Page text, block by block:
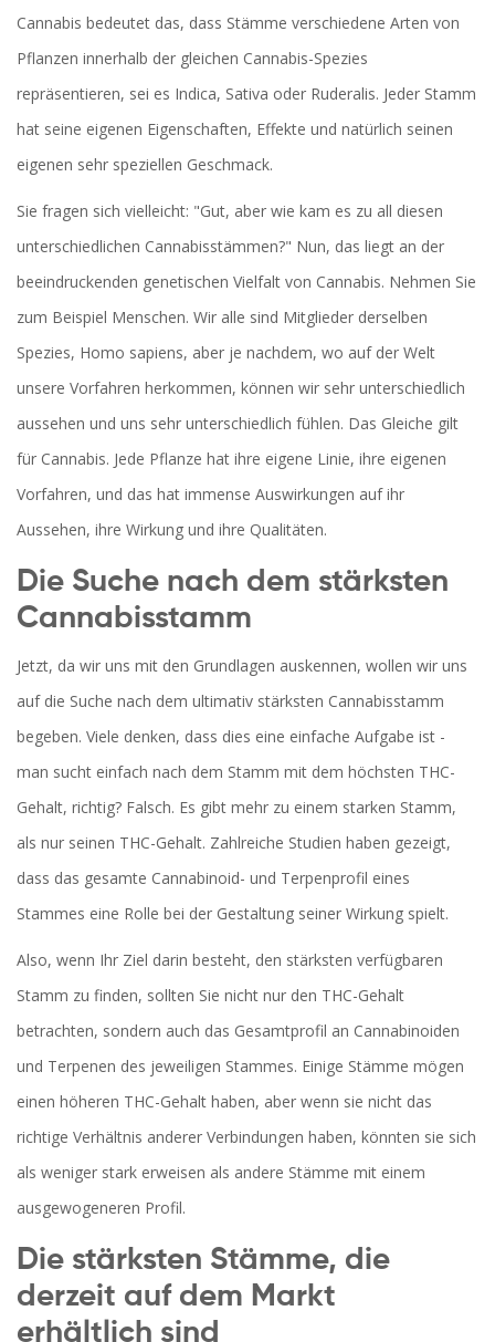
Cannabis bedeutet das, dass Stämme verschiedene Arten von
Pflanzen innerhalb der gleichen Cannabis-Spezies
repräsentieren, sei es Indica, Sativa oder Ruderalis. Jeder Stamm
hat seine eigenen Eigenschaften, Effekte und natürlich seinen
eigenen sehr speziellen Geschmack.
Sie fragen sich vielleicht: "Gut, aber wie kam es zu all diesen
unterschiedlichen Cannabisstämmen?" Nun, das liegt an der
beeindruckenden genetischen Vielfalt von Cannabis. Nehmen Sie
zum Beispiel Menschen. Wir alle sind Mitglieder derselben
Spezies, Homo sapiens, aber je nachdem, wo auf der Welt
unsere Vorfahren herkommen, können wir sehr unterschiedlich
aussehen und uns sehr unterschiedlich fühlen. Das Gleiche gilt
für Cannabis. Jede Pflanze hat ihre eigene Linie, ihre eigenen
Vorfahren, und das hat immense Auswirkungen auf ihr
Aussehen, ihre Wirkung und ihre Qualitäten.
Die Suche nach dem stärksten
Cannabisstamm
Jetzt, da wir uns mit den Grundlagen auskennen, wollen wir uns
auf die Suche nach dem ultimativ stärksten Cannabisstamm
begeben. Viele denken, dass dies eine einfache Aufgabe ist -
man sucht einfach nach dem Stamm mit dem höchsten THC-
Gehalt, richtig? Falsch. Es gibt mehr zu einem starken Stamm,
als nur seinen THC-Gehalt. Zahlreiche Studien haben gezeigt,
dass das gesamte Cannabinoid- und Terpenprofil eines
Stammes eine Rolle bei der Gestaltung seiner Wirkung spielt.
Also, wenn Ihr Ziel darin besteht, den stärksten verfügbaren
Stamm zu finden, sollten Sie nicht nur den THC-Gehalt
betrachten, sondern auch das Gesamtprofil an Cannabinoiden
und Terpenen des jeweiligen Stammes. Einige Stämme mögen
einen höheren THC-Gehalt haben, aber wenn sie nicht das
richtige Verhältnis anderer Verbindungen haben, könnten sie sich
als weniger stark erweisen als andere Stämme mit einem
ausgewogeneren Profil.
Die stärksten Stämme, die
derzeit auf dem Markt
erhältlich sind